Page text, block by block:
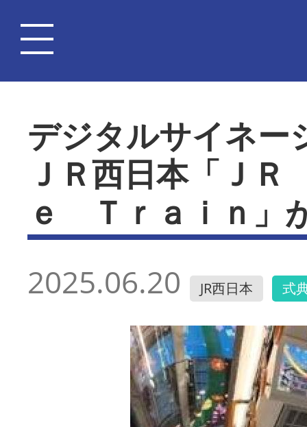
デジタルサイネ
ＪＲ西日本「Ｊ
ｅ Ｔｒａｉｎ」
2025.06.20 JR西日本 式